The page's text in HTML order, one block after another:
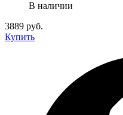
В наличии
3889 руб.
Купить